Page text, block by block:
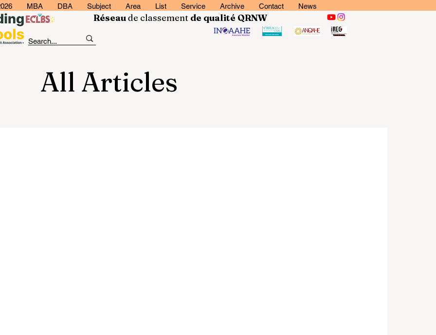
MBA DBA Subject Area List Service Archive Contact News
Réseaude classement de qualité QRNW
All Articles